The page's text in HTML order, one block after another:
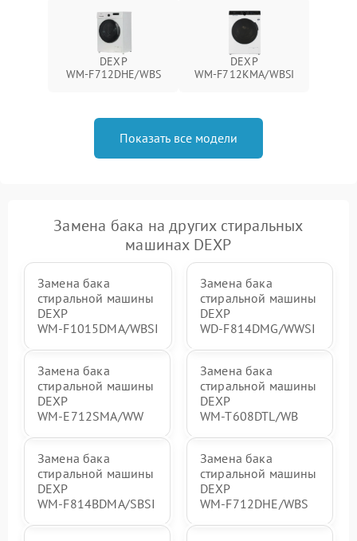
DEXP
WM‑F712DHE/WBS
DEXP
WM‑F712KMA/WBSI
Показать все модели
Замена бака на других стиральных
машинах DEXP
Замена бака
стиральной машины
DEXP
WM‑F1015DMA/WBSI
Замена бака
стиральной машины
DEXP
WD‑F814DMG/WWSI
Замена бака
стиральной машины
DEXP
WM‑E712SMA/WW
Замена бака
стиральной машины
DEXP
WM‑T608DTL/WB
Замена бака
стиральной машины
DEXP
WM‑F814BDMA/SBSI
Замена бака
стиральной машины
DEXP
WM‑F712DHE/WBS